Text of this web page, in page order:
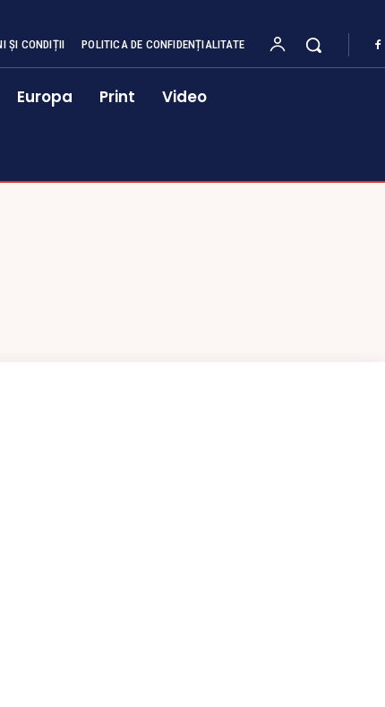
ȘI CONDIȚII POLITICA DE CONFIDENȚIALITATE
Europa Print Video